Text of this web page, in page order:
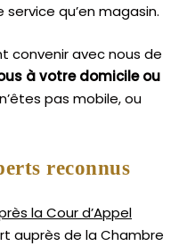
qu’en magasin.
convenir avec nous de
à votre domicile ou
pas mobile, ou
reconnus
la Cour d’Appel
auprès de laChambre